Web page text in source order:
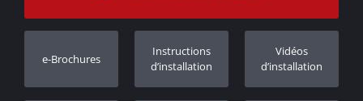
Suivi des commandes
Concessionnaires
e-Brochures
Instructions
d’installation
Vidéos
d’installation